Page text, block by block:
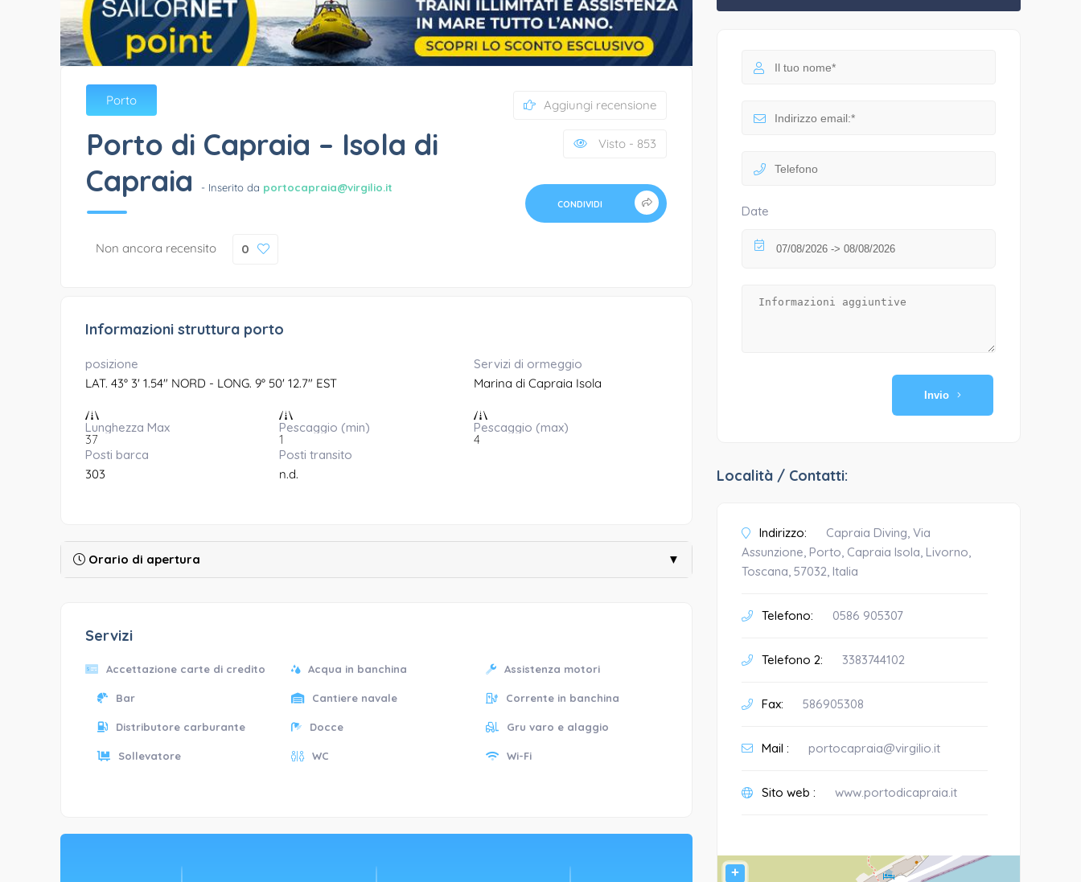
Porto
Porto di Capraia – Isola di
Capraia
- Inserito da portocapraia@virgilio.it
Non ancora recensito 0
Aggiungi recensione
Visto - 853
CONDIVIDI
Informazioni struttura porto
posizione
LAT. 43° 3' 1.54" NORD - LONG. 9° 50' 12.7" EST
Servizi di ormeggio
Marina di Capraia Isola
Lunghezza Max
37
Pescaggio (min)
1
Pescaggio (max)
4
Posti barca
303
Posti transito
n.d.
Orario di apertura ▼
Servizi
Accettazione carte di credito Acqua in banchina Assistenza motori
Bar Cantiere navale Corrente in banchina
Distributore carburante Docce Gru varo e alaggio
Sollevatore WC Wi-Fi
Date
Invio
Località / Contatti:
Indirizzo:
Capraia Diving, Via
Assunzione, Porto, Capraia Isola, Livorno,
Toscana, 57032, Italia
Telefono: 0586 905307
Telefono 2: 3383744102
Fax: 586905308
Mail : portocapraia@virgilio.it
Sito web : www.portodicapraia.it
+